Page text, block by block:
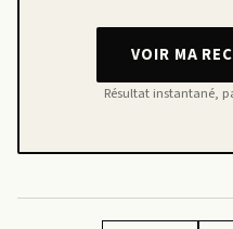
VOIR MA
Résultat instantané,